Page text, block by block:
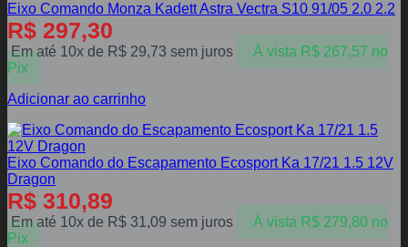
Eixo Comando Monza Kadett Astra Vectra S10 91/05 2.0 2.2
R$ 297,30
Em até 10x de R$ 29,73 sem juros À vista R$267,57 no
Pix
Adicionar ao carrinho
Eixo Comando do Escapamento Ecosport Ka 17/21 1.5 12V
Dragon
R$ 310,89
Em até 10x de R$ 31,09 sem juros À vista R$279,80 no
Pix